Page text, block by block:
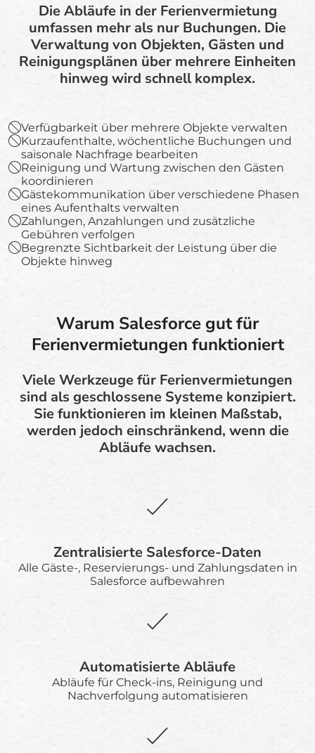
Die Abläufe in der Ferienvermietung
umfassen mehr als nur Buchungen. Die
Verwaltung von Objekten, Gästen und
Reinigungsplänen über mehrere Einheiten
hinweg wird schnell komplex.
Verfügbarkeit über mehrere Objekte verwalten
Kurzaufenthalte, wöchentliche Buchungen und
saisonale Nachfrage bearbeiten
Reinigung und Wartung zwischen den Gästen
koordinieren
Gästekommunikation über verschiedene Phasen
eines Aufenthalts verwalten
Zahlungen, Anzahlungen und zusätzliche
Gebühren verfolgen
Begrenzte Sichtbarkeit der Leistung über die
Objekte hinweg
Warum Salesforce gut für
Ferienvermietungen funktioniert
Viele Werkzeuge für Ferienvermietungen
sind als geschlossene Systeme konzipiert.
Sie funktionieren im kleinen Maßstab,
werden jedoch einschränkend, wenn die
Abläufe wachsen.
Zentralisierte Salesforce-Daten
Alle Gäste-, Reservierungs- und Zahlungsdaten in
Salesforce aufbewahren
Automatisierte Abläufe
Abläufe für Check-ins, Reinigung und
Nachverfolgung automatisieren